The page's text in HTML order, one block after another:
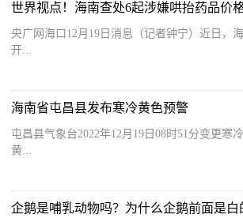
世界视点！海南查处6起涉嫌哄抬药品价
央广网海口12月19日消息（记者钟宁）近日，
开...
海南省屯昌县发布寒冷黄色预警
屯昌县气象台2022年12月19日08时51分变更寒
黄...
企鹅是哺乳动物吗？为什么企鹅前面是白